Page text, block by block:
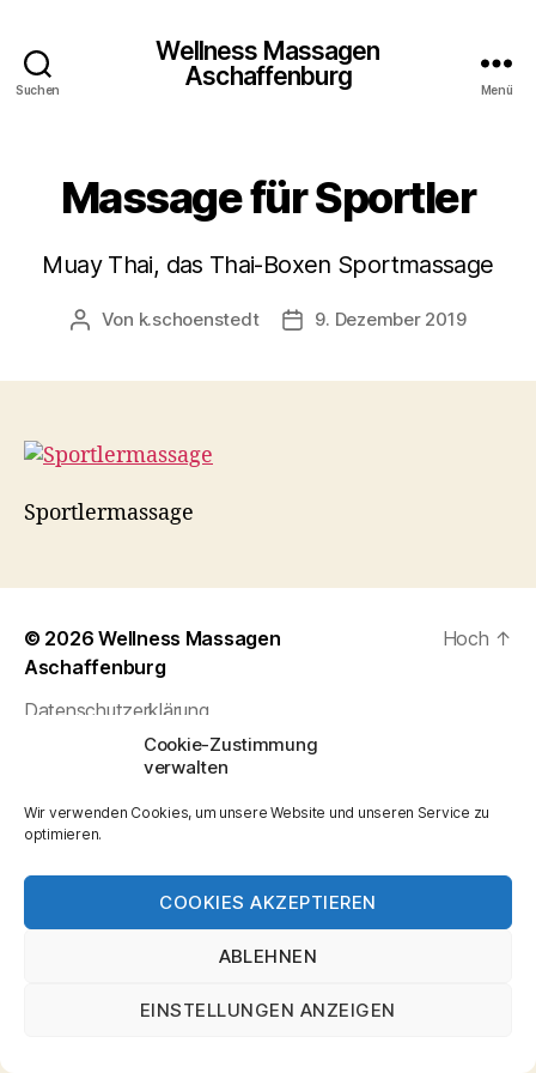
Cookie-Zustimmung
verwalten
Wir verwenden Cookies, um unsere Website und unseren Service zu
optimieren.
COOKIES AKZEPTIEREN
ABLEHNEN
EINSTELLUNGEN ANZEIGEN
Suchen
Wellness Massagen
Aschaffenburg
Menü
Massage für Sportler
Muay Thai, das Thai-Boxen Sportmassage
Beitragsautor
Von k.schoenstedt Beitragsdatum
9. Dezember 2019
Sportlermassage
© 2026Wellness Massagen
Aschaffenburg
Datenschutzerklärung
Hoch ↑